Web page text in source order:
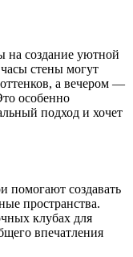
на создание уютной
стены могут
а вечером —
особенно
подход и хочет
помогают создавать
пространства.
клубах для
впечатления